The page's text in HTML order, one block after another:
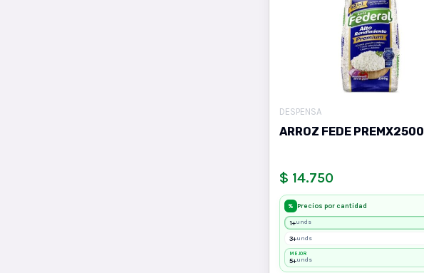
DESPENSA
ARROZ FEDE PREMX2500
$ 14.750
% Precios por cantidad
1+unds
3+unds
MEJOR
5+unds